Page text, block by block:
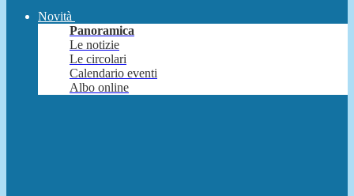
Novità
Panoramica
Le notizie
Le circolari
Calendario eventi
Albo online